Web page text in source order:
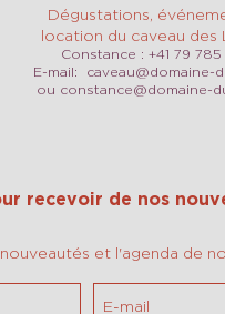
Dégustations,
location du caveau des
Constance : +41 79 785
E-mail: caveau@domaine-
ou constance@domaine-
recevoir de nos
et l'agenda de